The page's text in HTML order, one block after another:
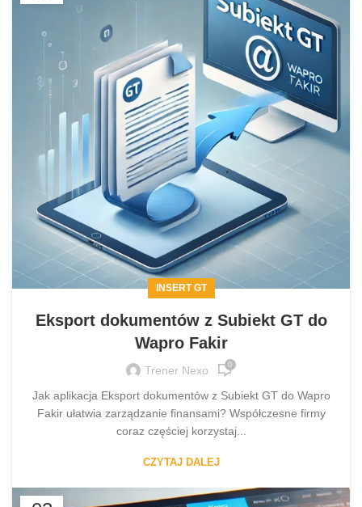
INSERT GT
Eksport dokumentów z Subiekt GT do
Wapro Fakir
Trener Nexo 0
Jak aplikacja Eksport dokumentów z Subiekt GT do Wapro
Fakir ułatwia zarządzanie finansami? Współczesne firmy
coraz częściej korzystaj...
CZYTAJ DALEJ